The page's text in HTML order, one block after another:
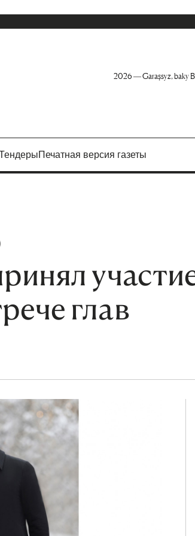
2026 — Garaşsyz, baky
Печатная версия газеты
глав